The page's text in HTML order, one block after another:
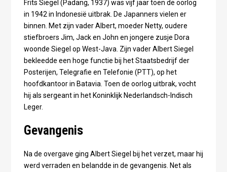
Frits Siegel (Padang, 1937) was vijf jaar toen de oorlog
in 1942 in Indonesië uitbrak. De Japanners vielen er
binnen. Met zijn vader Albert, moeder Netty, oudere
stiefbroers Jim, Jack en John en jongere zusje Dora
woonde Siegel op West-Java. Zijn vader Albert Siegel
bekleedde een hoge functie bij het Staatsbedrijf der
Posterijen, Telegrafie en Telefonie (PTT), op het
hoofdkantoor in Batavia. Toen de oorlog uitbrak, vocht
hij als sergeant in het Koninklijk Nederlandsch-Indisch
Leger.
Gevangenis
Na de overgave ging Albert Siegel bij het verzet, maar hij
werd verraden en belandde in de gevangenis. Net als